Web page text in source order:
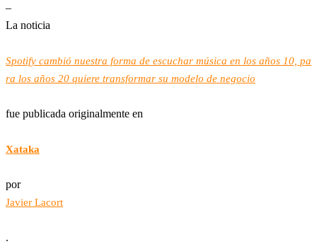
–
La noticia
Spotify cambió nuestra forma de escuchar música en los años 10, pa
ra los años 20 quiere transformar su modelo de negocio
fue publicada originalmente en
Xataka
por
Javier Lacort
.